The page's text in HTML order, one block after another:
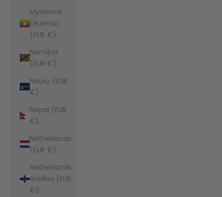
Myanmar
(Burma)
(EUR €)
Namibia
(EUR €)
Nauru (EUR
€)
Nepal (EUR
€)
Netherlands
(EUR €)
Netherlands
Antilles (EUR
€)